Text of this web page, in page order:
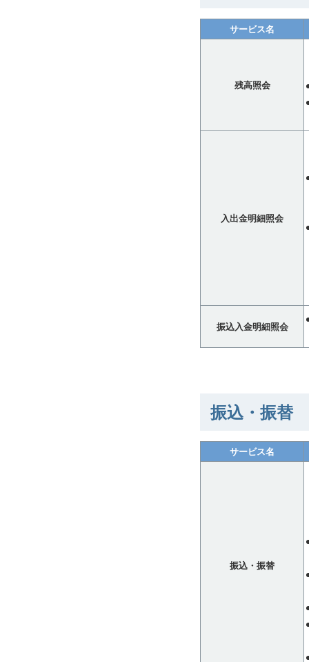
サービス名
残高照会
入出金明細照会
振込入金明細照会
振込・振替
サービス名
振込・振替